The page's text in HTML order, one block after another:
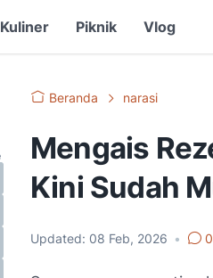
Kuliner Piknik Vlog
Beranda narasi
Mengais
Kini Sudah
Updated: 08 Feb, 2026 • 0